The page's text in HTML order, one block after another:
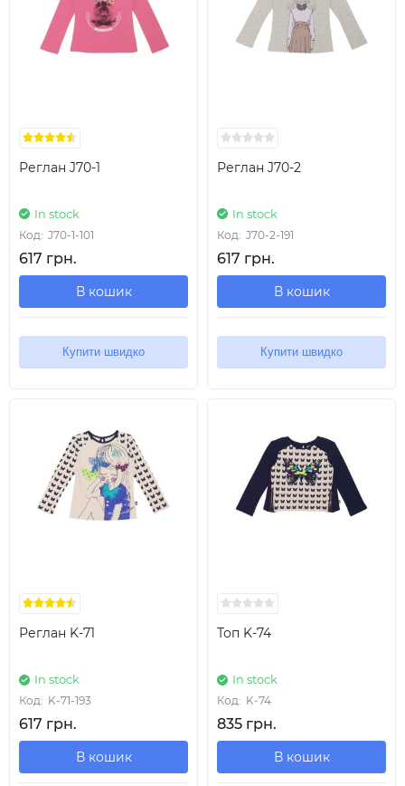
Реглан J70-1
In stock
Код: J70-1-101
617 грн.
В кошик
Купити швидко
Реглан J70-2
In stock
Код: J70-2-191
617 грн.
В кошик
Купити швидко
Реглан K-71
In stock
Код: K-71-193
617 грн.
В кошик
Топ K-74
In stock
Код: K-74
835 грн.
В кошик